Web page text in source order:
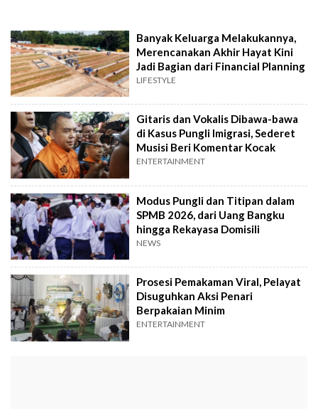
Banyak Keluarga Melakukannya,
Merencanakan Akhir Hayat Kini
Jadi Bagian dari Financial Planning
LIFESTYLE
Gitaris dan Vokalis Dibawa-bawa
di Kasus Pungli Imigrasi, Sederet
Musisi Beri Komentar Kocak
ENTERTAINMENT
Modus Pungli dan Titipan dalam
SPMB 2026, dari Uang Bangku
hingga Rekayasa Domisili
NEWS
Prosesi Pemakaman Viral, Pelayat
Disuguhkan Aksi Penari
Berpakaian Minim
ENTERTAINMENT